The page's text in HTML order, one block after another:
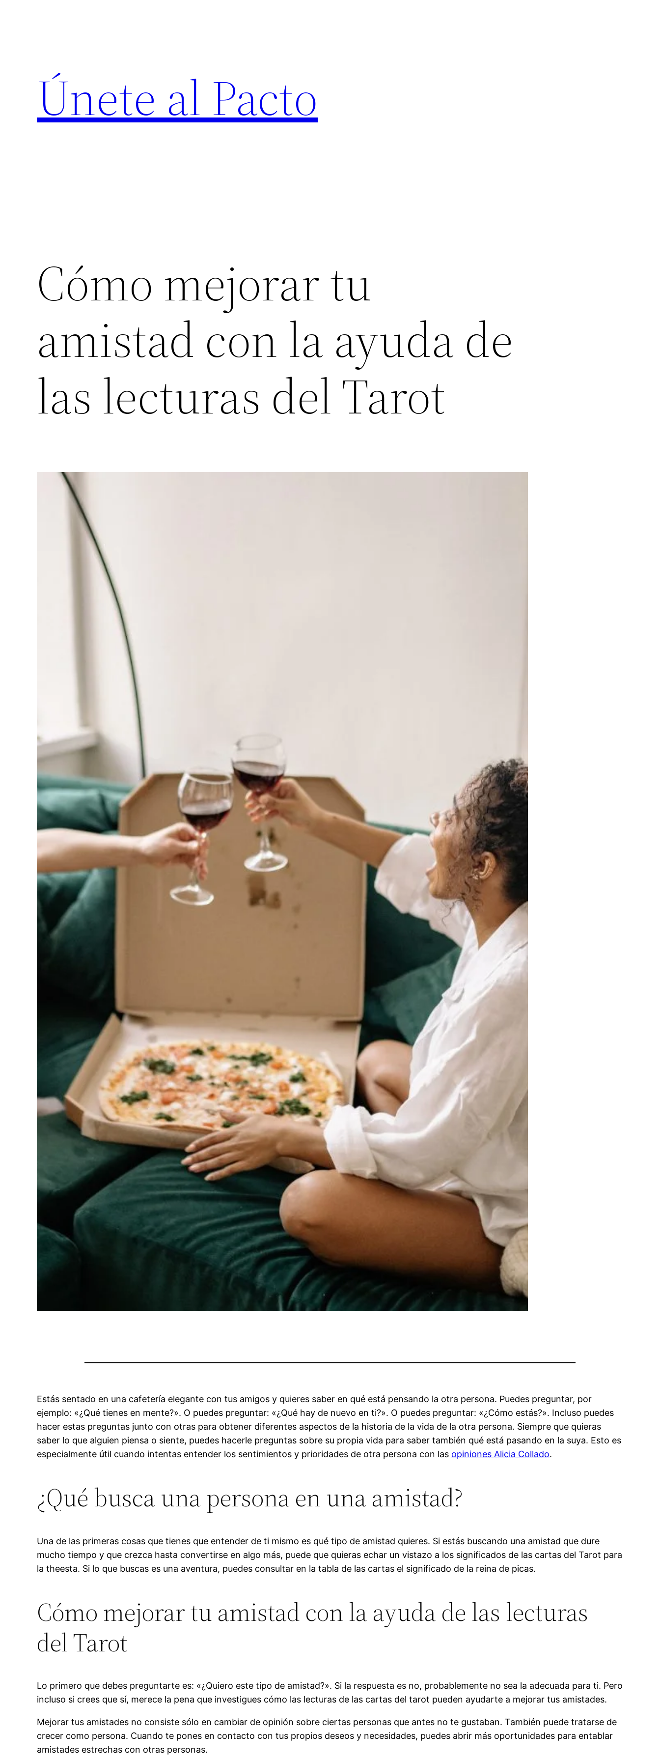
Únete al Pacto
Cómo mejorar tu
amistad con la ayuda de
las lecturas del Tarot
Estás sentado en una cafetería elegante con tus amigos y quieres saber en qué está pensando la otra persona. Puedes preguntar, por
ejemplo: «¿Qué tienes en mente?». O puedes preguntar: «¿Qué hay de nuevo en ti?». O puedes preguntar: «¿Cómo estás?». Incluso puedes
hacer estas preguntas junto con otras para obtener diferentes aspectos de la historia de la vida de la otra persona. Siempre que quieras
saber lo que alguien piensa o siente, puedes hacerle preguntas sobre su propia vida para saber también qué está pasando en la suya. Esto es
especialmente útil cuando intentas entender los sentimientos y prioridades de otra persona con las opiniones Alicia Collado.
¿Qué busca una persona en una amistad?
Una de las primeras cosas que tienes que entender de ti mismo es qué tipo de amistad quieres. Si estás buscando una amistad que dure
mucho tiempo y que crezca hasta convertirse en algo más, puede que quieras echar un vistazo a los significados de las cartas del Tarot para
la theesta. Si lo que buscas es una aventura, puedes consultar en la tabla de las cartas el significado de la reina de picas.
Cómo mejorar tu amistad con la ayuda de las lecturas
del Tarot
Lo primero que debes preguntarte es: «¿Quiero este tipo de amistad?». Si la respuesta es no, probablemente no sea la adecuada para ti. Pero
incluso si crees que sí, merece la pena que investigues cómo las lecturas de las cartas del tarot pueden ayudarte a mejorar tus amistades.
Mejorar tus amistades no consiste sólo en cambiar de opinión sobre ciertas personas que antes no te gustaban. También puede tratarse de
crecer como persona. Cuando te pones en contacto con tus propios deseos y necesidades, puedes abrir más oportunidades para entablar
amistades estrechas con otras personas.